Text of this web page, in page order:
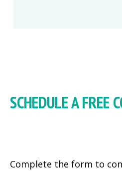
SCHEDULE A FREE
Complete the form to